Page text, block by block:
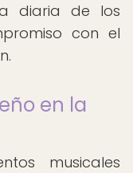
diaria de los
con el
en la
musicales